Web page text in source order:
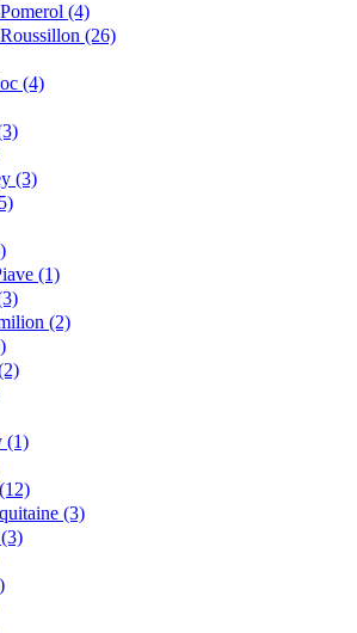
(4)
(26)
(4)
(3)
(1)
(2)
(1)
(12)
(3)
(3)